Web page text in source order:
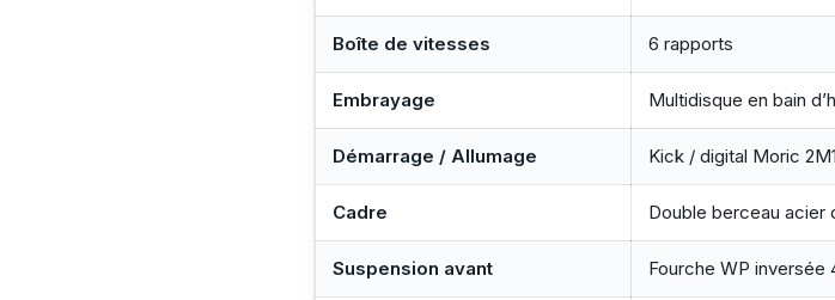
Boîte de vitesses 6 rapports
Embrayage Multidisque en bain
Démarrage / Allumage Kick / digital Moric 2M1
Cadre Double berceau acier
Suspension avant Fourche WP inversée